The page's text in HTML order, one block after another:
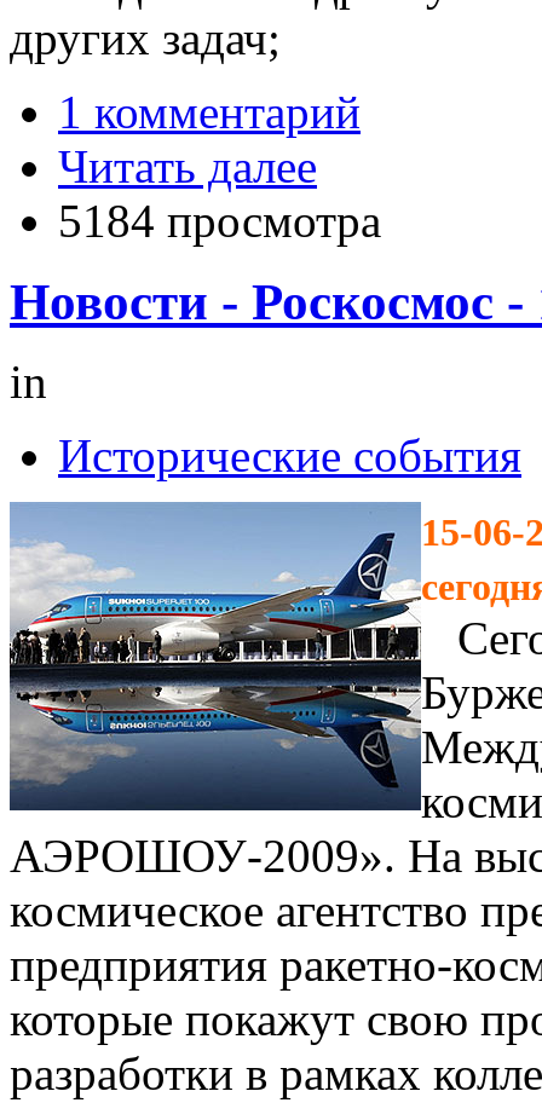
других задач;
1 комментарий
Читать далее
5184 просмотра
Новости - Роскосмос
in
Исторические события
15-
АЭРОШОУ-2009». На
космическое агентство
предприятия ракетно-
которые покажут свою
разработки в рамках